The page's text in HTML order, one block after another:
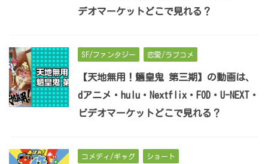
デオマーケットどこで見れる？
SF/ファンタジー 恋愛/ラブコメ
【天地無用！魎皇鬼 第三期】の動画は、
dアニメ・hulu・Nextflix・FOD・U-NEXT・
ビデオマーケットどこで見れる？
コメディ/ギャグ ショート